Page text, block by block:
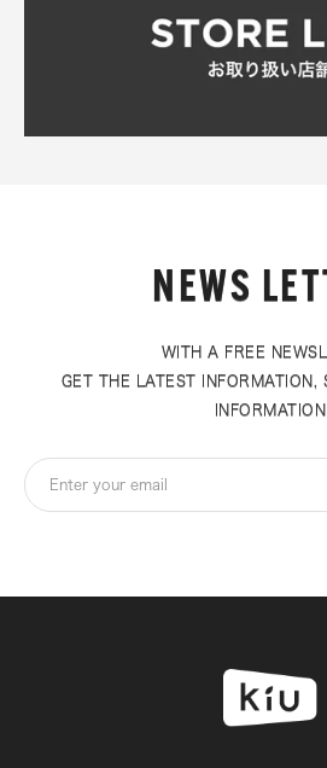
NEWS
WITH A FREE
GET THE LATEST INFORMATION,
INFORMATION